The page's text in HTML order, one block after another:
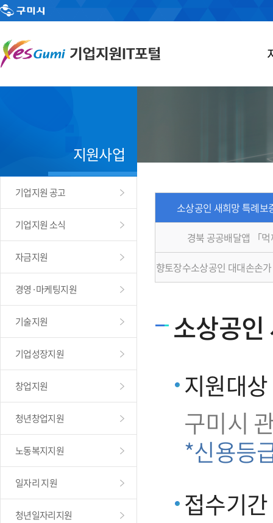
지원사업
기업지원 공고
기업지원 소식
자금지원
경영·마케팅지원
기술지원
기업성장지원
창업지원
청년창업지원
노동복지지원
일자리 지원
청년일자리지원
소상공인 새희망 특례보
경북 공공배달앱 「
향토장수소상공인 대대손손
소상공
지원대상
구미시
*신용등
접수기간